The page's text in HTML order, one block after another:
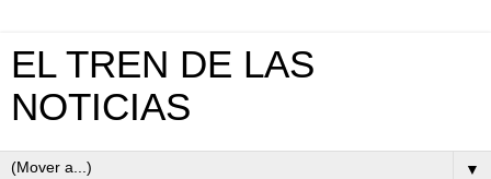
EL TREN DE LAS
NOTICIAS
▼